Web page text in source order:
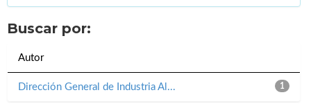
Buscar por:
Autor
1
Dirección General de Industria Al...